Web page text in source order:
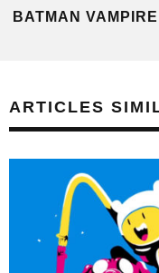
BATMAN
ARTICLES